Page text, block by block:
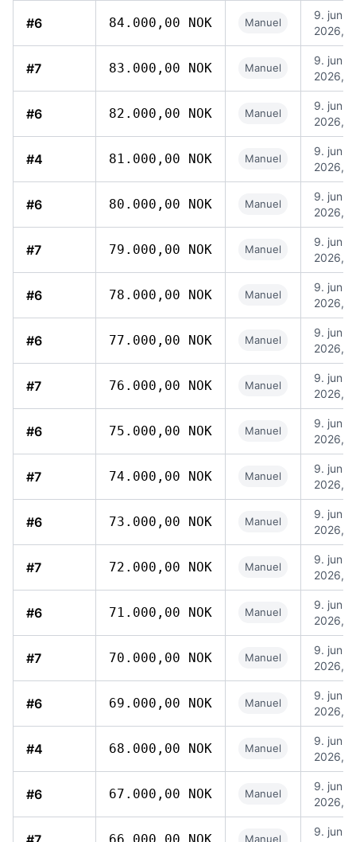
#6 84.000,00 NOK Manuel
9. jun.
2026,
#7 83.000,00 NOK Manuel
9. jun.
2026,
#6 82.000,00 NOK Manuel
9. jun.
2026,
#4 81.000,00 NOK Manuel
9. jun.
2026,
#6 80.000,00 NOK Manuel
9. jun.
2026,
#7 79.000,00 NOK Manuel
9. jun.
2026,
#6 78.000,00 NOK Manuel
9. jun.
2026,
#6 77.000,00 NOK Manuel
9. jun.
2026,
#7 76.000,00 NOK Manuel
9. jun.
2026,
#6 75.000,00 NOK Manuel
9. jun.
2026,
#7 74.000,00 NOK Manuel
9. jun.
2026,
#6 73.000,00 NOK Manuel
9. jun.
2026,
#7 72.000,00 NOK Manuel
9. jun.
2026,
#6 71.000,00 NOK Manuel
9. jun.
2026,
#7 70.000,00 NOK Manuel
9. jun.
2026,
#6 69.000,00 NOK Manuel
9. jun.
2026,
#4 68.000,00 NOK Manuel
9. jun.
2026,
#6 67.000,00 NOK Manuel
9. jun.
2026,
Manuel
9. jun.